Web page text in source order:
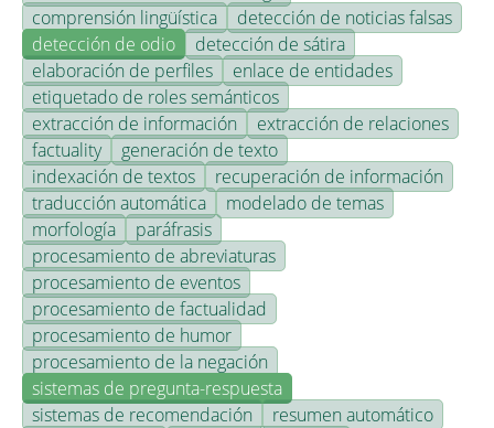
comprensión lingüística
detección de noticias falsas
detección de odio
detección de sátira
elaboración de perfiles
enlace de entidades
etiquetado de roles semánticos
extracción de información
extracción de relaciones
factuality
generación de texto
indexación de textos
recuperación de información
traducción automática
modelado de temas
morfología
paráfrasis
procesamiento de abreviaturas
procesamiento de eventos
procesamiento de factualidad
procesamiento de humor
procesamiento de la negación
sistemas de pregunta-respuesta
sistemas de recomendación
resumen automático